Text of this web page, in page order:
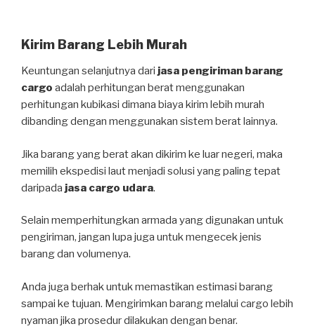
Kirim Barang Lebih Murah
Keuntungan selanjutnya dari jasa pengiriman barang
cargo adalah perhitungan berat menggunakan
perhitungan kubikasi dimana biaya kirim lebih murah
dibanding dengan menggunakan sistem berat lainnya.
Jika barang yang berat akan dikirim ke luar negeri, maka
memilih ekspedisi laut menjadi solusi yang paling tepat
daripada jasa cargo udara.
Selain memperhitungkan armada yang digunakan untuk
pengiriman, jangan lupa juga untuk mengecek jenis
barang dan volumenya.
Anda juga berhak untuk memastikan estimasi barang
sampai ke tujuan. Mengirimkan barang melalui cargo lebih
nyaman jika prosedur dilakukan dengan benar.